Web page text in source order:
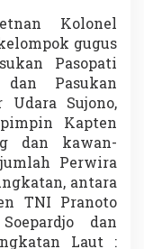
Kolonel
gugus
Pasopati
Pasukan
Sujono,
Kapten
dan kawan-
Perwira
antara
TNI Pranoto
dan
Laut :